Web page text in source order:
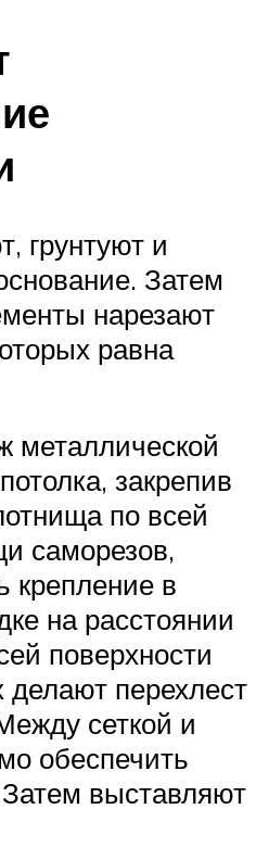
грунтуют и
Затем
нарезают
равна
металлической
закрепив
по всей
саморезов,
крепление в
на расстоянии
поверхности
перехлест
сеткой и
обеспечить
выставляют